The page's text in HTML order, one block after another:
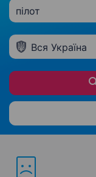
пілот
Вся Україна